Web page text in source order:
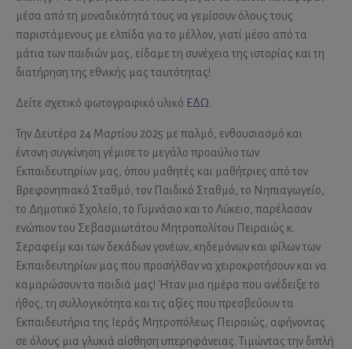
μέσα από τη μοναδικότητά τους να γεμίσουν όλους τους
παριστάμενους με ελπίδα για το μέλλον, γιατί μέσα από τα
μάτια των παιδιών μας, είδαμε τη συνέχεια της ιστορίας και τη
διατήρηση της εθνικής μας ταυτότητας!
Δείτε σχετικό φωτογραφικό υλικό ΕΔΩ.
Την Δευτέρα 24 Μαρτίου 2025 με παλμό, ενθουσιασμό και
έντονη συγκίνηση γέμισε το μεγάλο προαύλιο των
Εκπαιδευτηρίων μας, όπου μαθητές και μαθήτριες από τον
Βρεφονηπιακό Σταθμό, τον Παιδικό Σταθμό, το Νηπιαγωγείο,
το Δημοτικό Σχολείο, το Γυμνάσιο και το Λύκειο, παρέλασαν
ενώπιον του Σεβασμιωτάτου Μητροπολίτου Πειραιώς κ.
Σεραφείμ και των δεκάδων γονέων, κηδεμόνων και φίλων των
Εκπαιδευτηρίων μας που προσήλθαν να χειροκροτήσουν και να
καμαρώσουν τα παιδιά μας! Ήταν μια ημέρα που ανέδειξε το
ήθος, τη συλλογικότητα και τις αξίες που πρεσβεύουν τα
Εκπαιδευτήρια της Ιεράς Μητροπόλεως Πειραιώς, αφήνοντας
σε όλους μια γλυκιά αίσθηση υπερηφάνειας. Τιμώντας την διπλή